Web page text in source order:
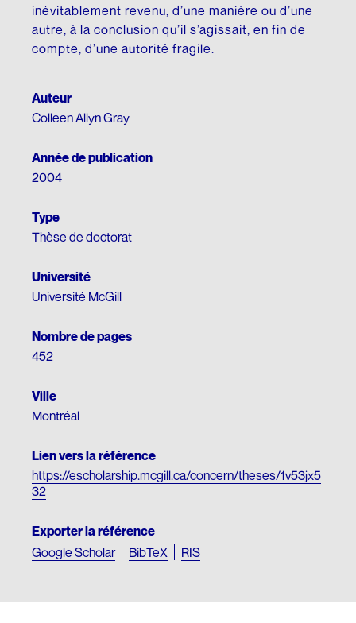
inévitablement revenu, d’une manière ou d’une
autre, à la conclusion qu’il s’agissait, en fin de
compte, d’une autorité fragile.
Auteur
Colleen Allyn Gray
Année de publication
2004
Type
Thèse de doctorat
Université
Université McGill
Nombre de pages
452
Ville
Montréal
Lien vers la référence
https://escholarship.mcgill.ca/concern/theses/1v53jx5
32
Exporter la référence
Google Scholar
BibTeX RIS